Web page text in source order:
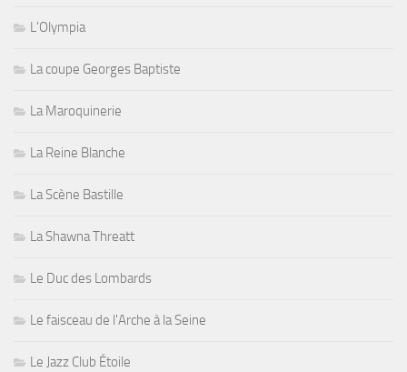
L'Olympia
La coupe Georges Baptiste
La Maroquinerie
La Reine Blanche
La Scène Bastille
La Shawna Threatt
Le Duc des Lombards
Le faisceau de l'Arche à la Seine
Le Jazz Club Étoile